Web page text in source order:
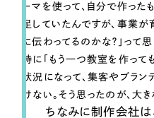
ーマを使って、自分で作っ
足していたんですが、事業が
に伝わってるのかな？」って
特に「もう一つ教室を作って
状況になって、集客やブラン
けない。そう思ったのが、大
ちなみに制作会社は